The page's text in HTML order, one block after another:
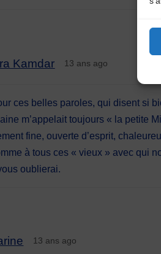
Kamdar 13 ans ago
ces belles paroles, qui disent si
m’appelait toujours « la petite
fine, ouverte d’esprit,
à tous ces « vieux » avec qui
oublierai.
13 ans ago